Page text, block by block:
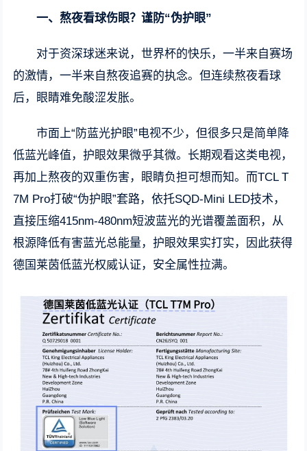
一、熬夜看球伤眼？谨防“伪护眼”
对于资深球迷来说，世界杯的快乐，一半来自赛场
的激情，一半来自熬夜追赛的执念。但连续熬夜看球
后，眼睛难免酸涩发胀。
市面上“防蓝光护眼”电视不少，但很多只是简单降
低蓝光峰值，护眼效果微乎其微。长期观看这类电视，
再加上熬夜的双重伤害，眼睛负担可想而知。而TCL T
7M Pro打破“伪护眼”套路，依托SQD-Mini LED技术，
直接压缩415nm-480nm短波蓝光的光谱覆盖面积，从
根源降低有害蓝光总能量，护眼效果实打实，因此获得
德国莱茵低蓝光权威认证，安全属性拉满。